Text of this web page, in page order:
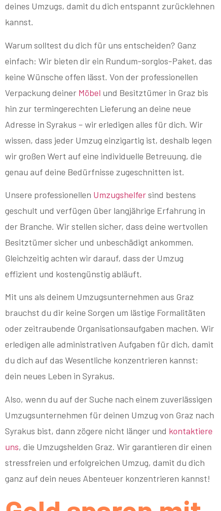
deines Umzugs, damit du dich entspannt zurücklehnen
kannst.
Warum solltest du dich für uns entscheiden? Ganz
einfach: Wir bieten dir ein Rundum-sorglos-Paket, das
keine Wünsche offen lässt. Von der professionellen
Verpackung deiner Möbel und Besitztümer in Graz bis
hin zur termingerechten Lieferung an deine neue
Adresse in Syrakus – wir erledigen alles für dich. Wir
wissen, dass jeder Umzug einzigartig ist, deshalb legen
wir großen Wert auf eine individuelle Betreuung, die
genau auf deine Bedürfnisse zugeschnitten ist.
Unsere professionellen Umzugshelfersind bestens
geschult und verfügen über langjährige Erfahrung in
der Branche. Wir stellen sicher, dass deine wertvollen
Besitztümer sicher und unbeschädigt ankommen.
Gleichzeitig achten wir darauf, dass der Umzug
effizient und kostengünstig abläuft.
Mit uns als deinem Umzugsunternehmen aus Graz
brauchst du dir keine Sorgen um lästige Formalitäten
oder zeitraubende Organisationsaufgaben machen. Wir
erledigen alle administrativen Aufgaben für dich, damit
du dich auf das Wesentliche konzentrieren kannst:
dein neues Leben in Syrakus.
Also, wenn du auf der Suche nach einem zuverlässigen
Umzugsunternehmen für deinen Umzug von Graz nach
Syrakus bist, dann zögere nicht länger und kontaktiere
uns, die Umzugshelden Graz. Wir garantieren dir einen
stressfreien und erfolgreichen Umzug, damit du dich
ganz auf dein neues Abenteuer konzentrieren kannst!